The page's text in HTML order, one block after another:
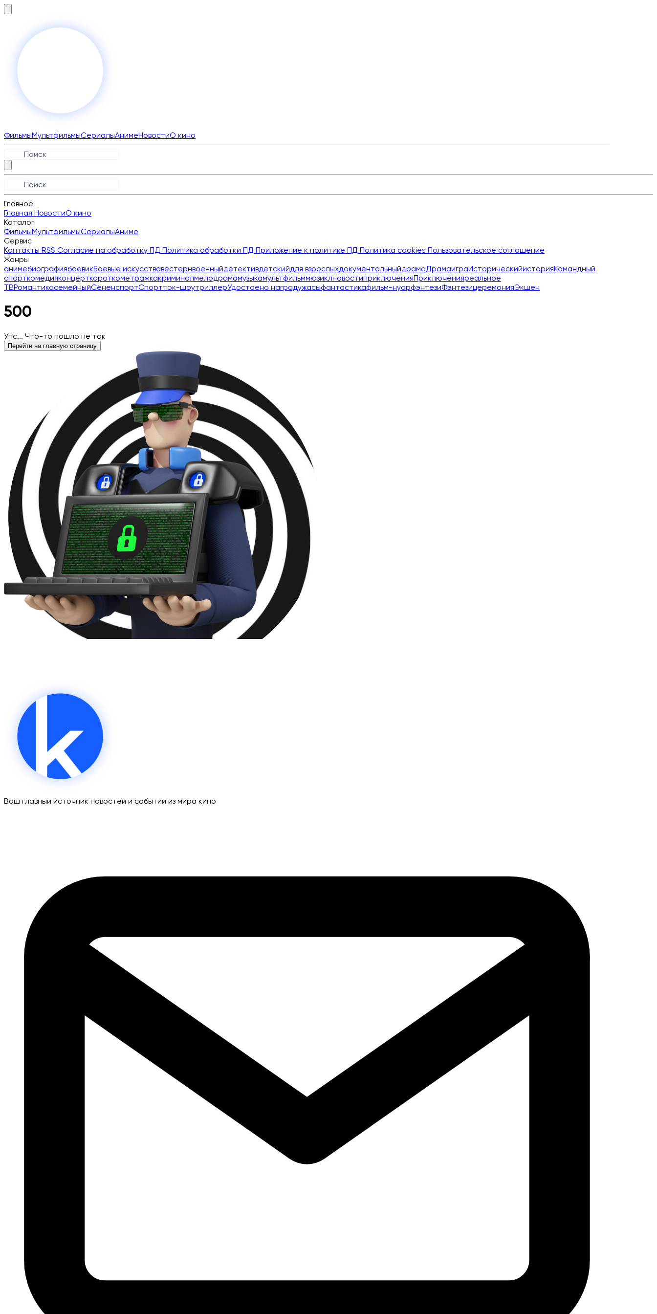
ФильмыМультфильмыСериалыАнимеНовостиО кино
Главное
Главная НовостиО кино
Каталог
ФильмыМультфильмыСериалыАниме
Сервис
Контакты RSS Согласие на обработку ПД Политика обработки ПД Приложение к политике ПД Политика cookies Пользовательское соглашение
Жанры
анимебиографиябоевикБоевые искусствавестернвоенныйдетективдетскийдля взрослыхдокументальныйдрамаДрамаиграИсторическийисторияКомандный
спорткомедияконцерткороткометражкакриминалмелодрамамузыкамультфильммюзиклновостиприключенияПриключенияреальное
ТВРомантикасемейныйСёненспортСпортток-шоутриллерУдостоено наградужасыфантастикафильм-нуарфэнтезиФэнтезицеремонияЭкшен
500
Упс... Что-то пошло не так
Перейти на главную страницу
Ваш главный источник новостей и событий из мира кино